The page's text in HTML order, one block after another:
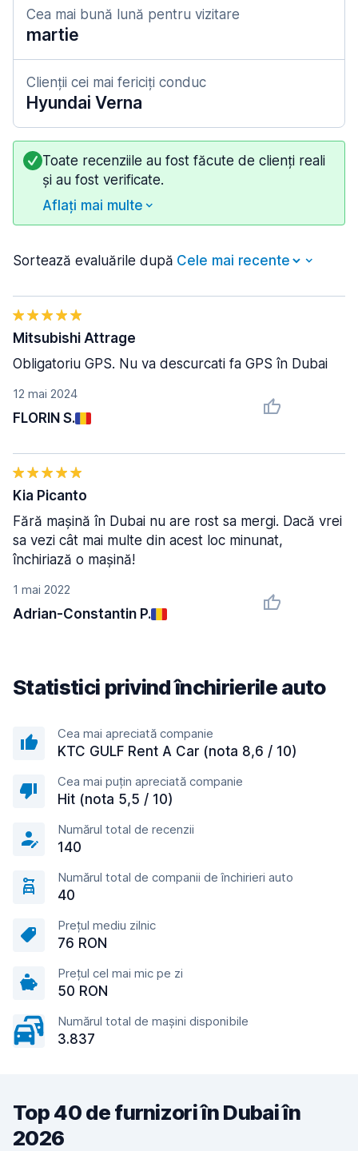
Cea mai bună lună pentru vizitare
martie
Clienții cei mai fericiți conduc
Hyundai Verna
Toate recenziile au fost făcute de clienți reali
și au fost verificate.
Aflați mai multe
Sortează evaluările după
12 mai 2024
FLORIN S.
Mitsubishi Attrage
Obligatoriu GPS. Nu va descurcati fa GPS în Dubai
1 mai 2022
Adrian-Constantin P.
Kia Picanto
Fără mașină în Dubai nu are rost sa mergi. Dacă vrei
sa vezi cât mai multe din acest loc minunat,
închiriază o mașină!
Statistici privind închirierile auto
Cea mai apreciată companie
KTC GULF Rent A Car (nota 8,6 / 10)
Cea mai puțin apreciată companie
Hit (nota 5,5 / 10)
Numărul total de recenzii
140
Numărul total de companii de închirieri auto
40
Prețul mediu zilnic
76 RON
Prețul cel mai mic pe zi
50 RON
Numărul total de mașini disponibile
3.837
Top 40 de furnizori în Dubai în
2026